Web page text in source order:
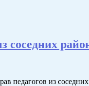
соседних
педагогов из